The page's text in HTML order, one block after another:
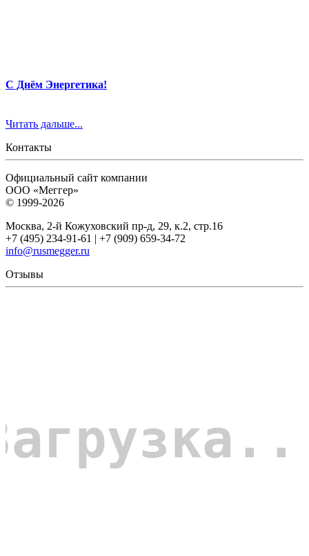
С Днём Энергетика!
Читать дальше...
Контакты
Официальный сайт компании
ООО «Меггер»
© 1999-2026
Москва, 2-й Кожуховский пр-д, 29, к.2, стр.16
+7 (495) 234-91-61 | +7 (909) 659-34-72
info@rusmegger.ru
Отзывы